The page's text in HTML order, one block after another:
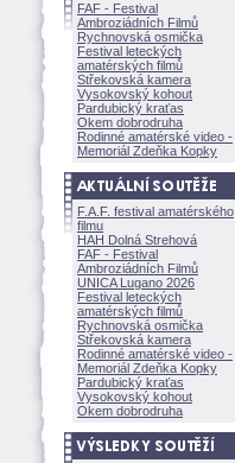
FAF - Festival
Ambroziádních Filmů
Rychnovská osmička
Festival leteckých
amatérských filmů
Střekovská kamera
Vysokovský kohout
Pardubický kraťas
Okem dobrodruha
Rodinné amatérské video -
Memoriál Zdeňka Kopky
F.A.F. festival amatérského
filmu
HAH Dolná Strehov
FAF - Festival
Ambroziádních Filmů
UNICA Lugano 2026
Festival leteckých
amatérských filmů
Rychnovská osmička
Střekovská kamera
Rodinné amatérské video -
Memoriál Zdeňka Kopky
Pardubický kraťas
Vysokovský kohout
Okem dobrodruha